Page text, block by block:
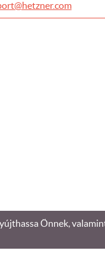
Impresszum
Önnek,